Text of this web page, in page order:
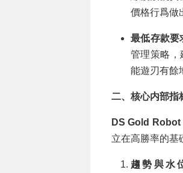
價格行爲做
最低存款要
管理策略
能遊刃有餘
二、核心内部
DS Gold Robot
立在高勝率的基
趨勢與水